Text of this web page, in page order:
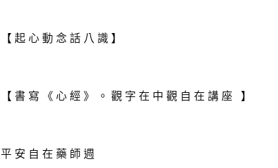
【起心動念話八識】
【書寫《心經》。觀字在中觀自在講座 】
平安自在藥師週